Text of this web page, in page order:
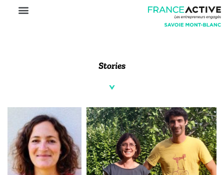
Stories
Stories" /> Stories" />